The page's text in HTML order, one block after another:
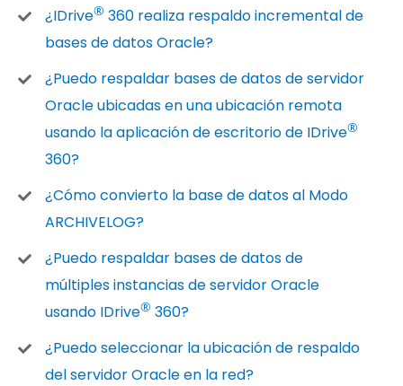
¿IDrive® 360 realiza respaldo incremental de
bases de datos Oracle?
¿Puedo respaldar bases de datos de servidor
Oracle ubicadas en una ubicación remota
usando la aplicación de escritorio de IDrive®
360?
¿Cómo convierto la base de datos al Modo
ARCHIVELOG?
¿Puedo respaldar bases de datos de
múltiples instancias de servidor Oracle
usando IDrive® 360?
¿Puedo seleccionar la ubicación de respaldo
del servidor Oracle en la red?